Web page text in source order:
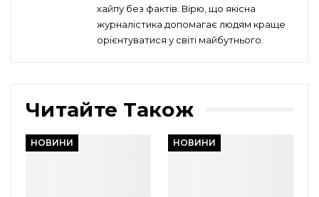
хайпу без фактів. Вірю, що якісна
журналістика допомагає людям краще
орієнтуватися у світі майбутнього.
Читайте Також
НОВИНИ НОВИНИ